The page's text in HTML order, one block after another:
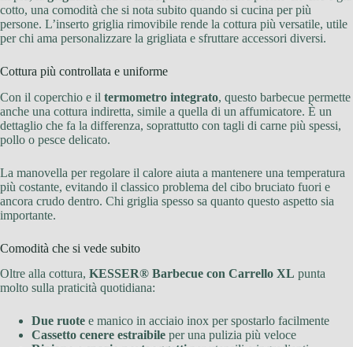
cotto, una comodità che si nota subito quando si cucina per più
persone. L’inserto griglia rimovibile rende la cottura più versatile, utile
per chi ama personalizzare la grigliata e sfruttare accessori diversi.
Cottura più controllata e uniforme
Con il coperchio e il termometro integrato, questo barbecue permette
anche una cottura indiretta, simile a quella di un affumicatore. È un
dettaglio che fa la differenza, soprattutto con tagli di carne più spessi,
pollo o pesce delicato.
La manovella per regolare il calore aiuta a mantenere una temperatura
più costante, evitando il classico problema del cibo bruciato fuori e
ancora crudo dentro. Chi griglia spesso sa quanto questo aspetto sia
importante.
Comodità che si vede subito
Oltre alla cottura, KESSER® Barbecue con Carrello XL punta
molto sulla praticità quotidiana:
Due ruote e manico in acciaio inox per spostarlo facilmente
Cassetto cenere estraibile per una pulizia più veloce